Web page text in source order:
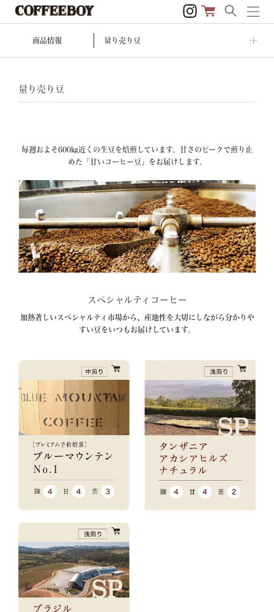
商品情報 量り売り豆
量り売り豆
毎週およそ600㎏近くの生豆を焙煎しています。甘さのピークで煎り止
めた「甘いコーヒー豆」をお届けします。
スペシャルティコーヒー
加熱著しいスペシャルティ市場から、産地性を大切にしながら分かりや
すい豆をいつもお届けしています。